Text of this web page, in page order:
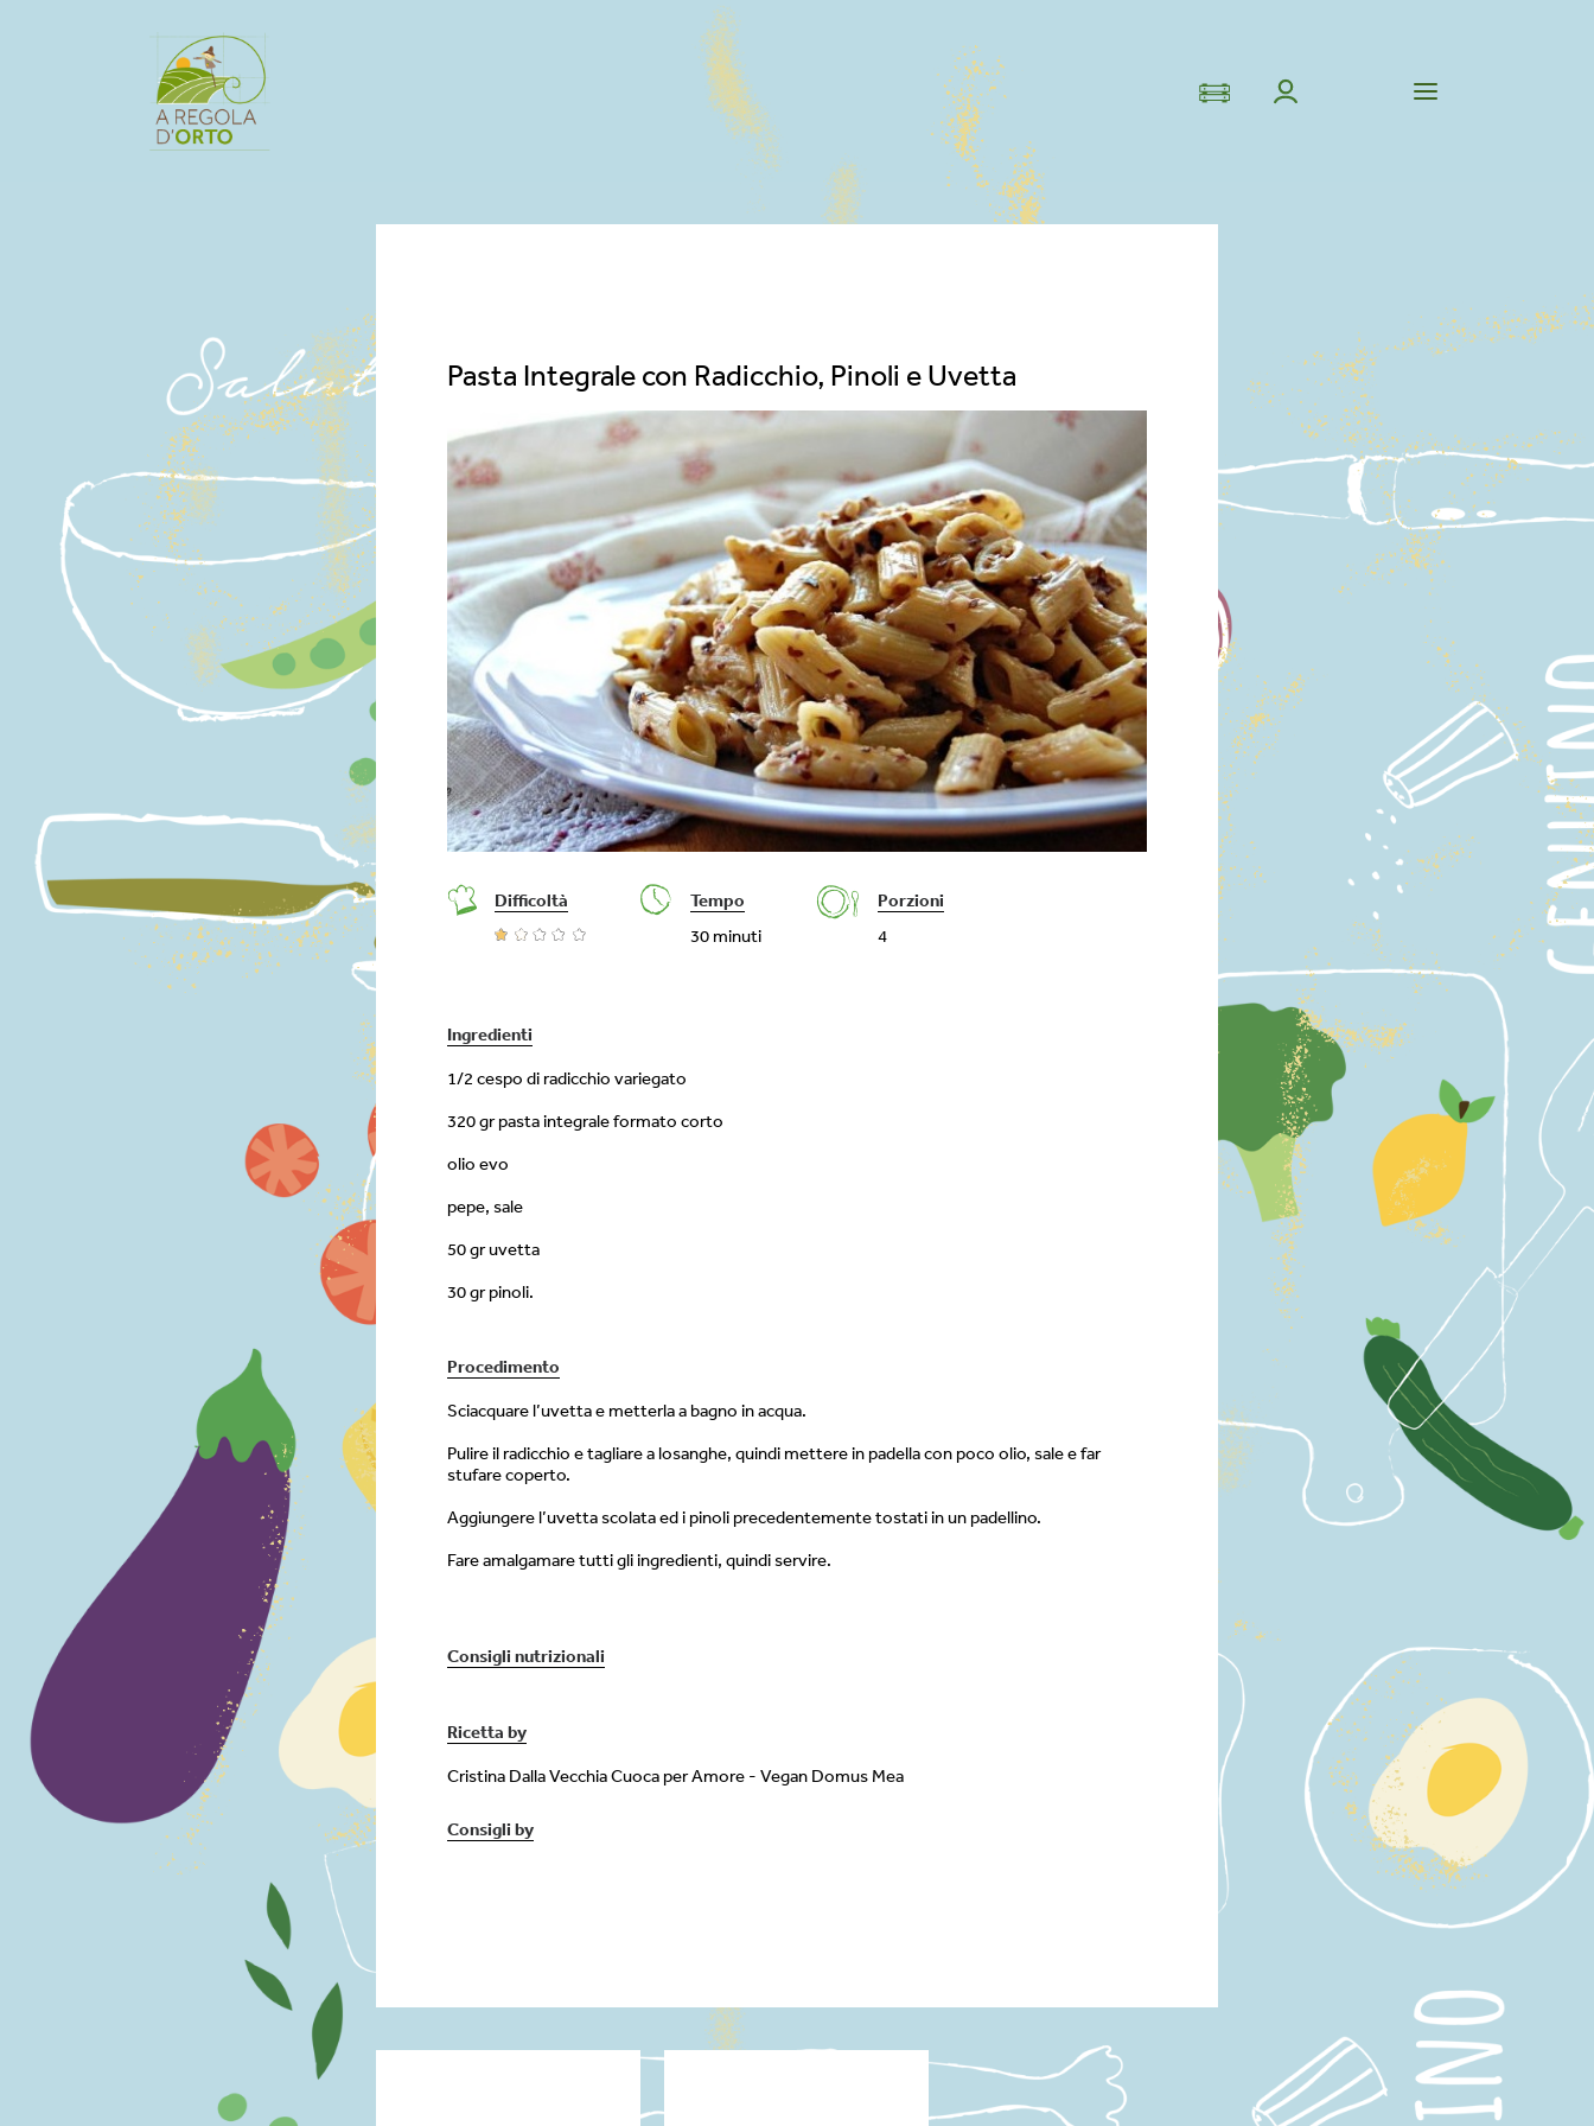
Pasta Integrale con Radicchio, Pinoli e Uvetta
Difficoltà
Tempo
30 minuti
Porzioni
4
Ingredienti
1/2 cespo di radicchio variegato
320 gr pasta integrale formato corto
olio evo
pepe, sale
50 gr uvetta
30 gr pinoli.
Procedimento
Sciacquare l’uvetta e metterla a bagno in acqua.
Pulire il radicchio e tagliare a losanghe, quindi mettere in padella con poco olio, sale e far
stufare coperto.
Aggiungere l’uvetta scolata ed i pinoli precedentemente tostati in un padellino.
Fare amalgamare tutti gli ingredienti, quindi servire.
Consigli nutrizionali
Ricetta by
Cristina Dalla Vecchia Cuoca per Amore - Vegan Domus Mea
Consigli by